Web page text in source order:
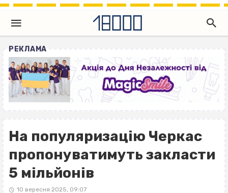
РЕКЛАМА
На популяризацію Черкас
пропонуватимуть закласти
5 мільйонів
10 вересня 2025, 09:07